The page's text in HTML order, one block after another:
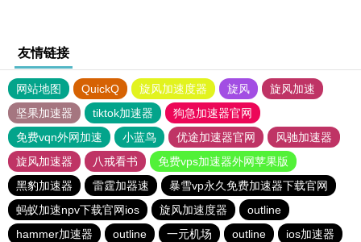
友情链接
网站地图 QuickQ 旋风加速度器 旋风
旋风加速
坚果加速器
tiktok加速器
狗急加速器官网
免费vqn外网加速
小蓝鸟 优途加速器官网
风驰加速器
旋风加速器
八戒看书
免费vps加速器外网苹果版
黑豹加速器
雷霆加器速
暴雪vp永久免费加速器下载官网
蚂蚁加速npv下载官网ios
旋风加速度器
outline
hammer加速器
outline 一元机场 outline ios加速器